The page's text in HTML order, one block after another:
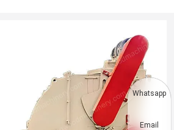
Whatsapp
Email